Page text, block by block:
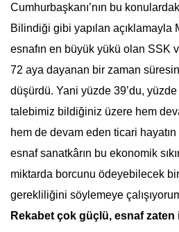
Cumhurbaşkanı’nın bu
Bilindiği gibi yapılan açıklamayla
esnafın en büyük yükü olan SSK
72 aya dayanan bir zaman
düşürdü. Yani yüzde 39’du,
talebimiz bildiğiniz üzere hem
hem de devam eden ticari
esnaf sanatkârın bu ekonomik
miktarda borcunu ödeyebilecek bir
gerekliliğini söylemeye
Rekabet çok güçlü, esnaf zaten